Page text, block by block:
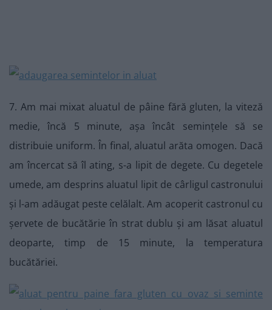
7. Am mai mixat aluatul de pâine fără gluten, la viteză
medie, încă 5 minute, așa încât semințele să se
distribuie uniform. În final, aluatul arăta omogen. Dacă
am încercat să îl ating, s-a lipit de degete. Cu degetele
umede, am desprins aluatul lipit de cârligul castronului
și l-am adăugat peste celălalt. Am acoperit castronul cu
șervete de bucătărie în strat dublu și am lăsat aluatul
deoparte, timp de 15 minute, la temperatura
bucătăriei.